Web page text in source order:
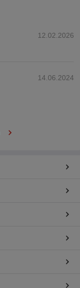
12.02.2026
14.06.2024